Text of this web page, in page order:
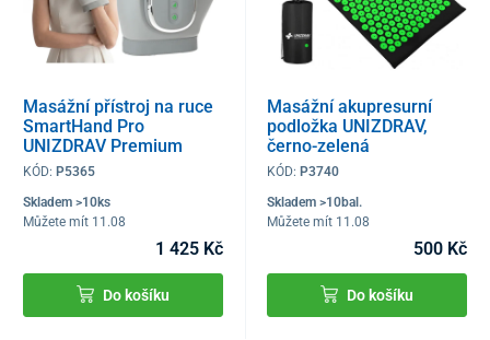
Masážní přístroj na ruce
SmartHand Pro
UNIZDRAV Premium
KÓD: P5365
Skladem >10ks
Můžete mít 11.08
1 425 Kč
Do košíku
Masážní akupresurní
podložka UNIZDRAV,
černo-zelená
KÓD: P3740
Skladem >10bal.
Můžete mít 11.08
500 Kč
Do košíku